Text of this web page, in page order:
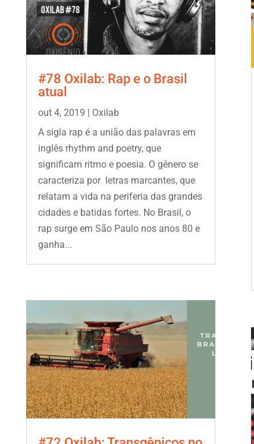
#78 Oxilab: Rap e o Brasil
atual
out 4, 2019
Oxilab
A sigla rap é a união das palavras em
inglês rhythm and poetry, que
significam ritmo e poesia. O gênero se
caracteriza por letras marcantes, que
relatam a vida na periferia das grandes
cidades e batidas fortes. No Brasil, o
rap surge em São Paulo nos anos 80 e
ganha...